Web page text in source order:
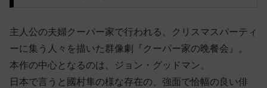
主人公の夫婦クーパー家で行われる、クリスマスパーティ
ーに集う人々を描いた群像劇『クーパー家の晩餐会』。
本作の中心となるのは、ジョン・グッドマン。
日本で言うと國村隼の様な存在の、強面で恰幅の良い俳